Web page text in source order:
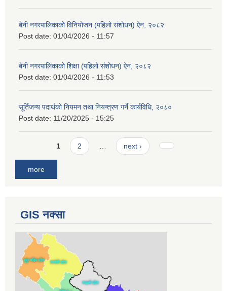
बेनी नगरपालिकाको विनियोजन (पहिलो संशोधन) ऐन, २०८२
Post date: 01/04/2026 - 11:57
बेनी नगरपालिकाको शिक्षा (पहिलो संशोधन) ऐन, २०८२
Post date: 01/04/2026 - 11:53
सूर्तिजन्य पदार्थको नियमन तथा नियन्त्रण गर्ने कार्यविधि, २०८०
Post date: 11/20/2025 - 15:25
Pages1 2 next ›
more
GIS नक्सा